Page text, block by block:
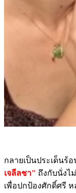
กลายเป็นประเด็นร้
เจลีลชา" ถึงกับนั่งไ
เพื่อปกป้องศักดิ์ศรี